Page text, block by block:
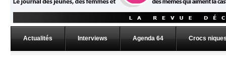
Actualités Interviews Agenda 64 Crocs